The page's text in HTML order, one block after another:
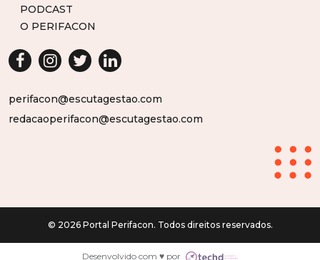
PODCAST
O PERIFACON
perifacon@escutagestao.com
redacaoperifacon@escutagestao.com
© 2026 Portal Perifacon. Todos direitos reservados.
Desenvolvido com ♥ por